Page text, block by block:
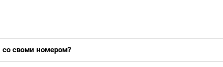
со своми номером?